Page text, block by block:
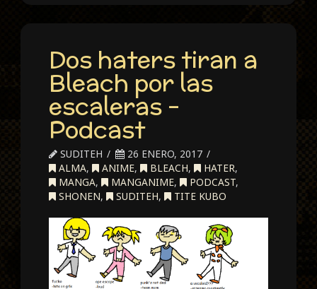
Dos haters tiran a
Bleach por las
escaleras –
Podcast
SUDITEH
26 ENERO, 2017
ALMA, ANIME, BLEACH, HATER,
MANGA, MANGANIME, PODCAST,
SHONEN, SUDITEH, TITE KUBO